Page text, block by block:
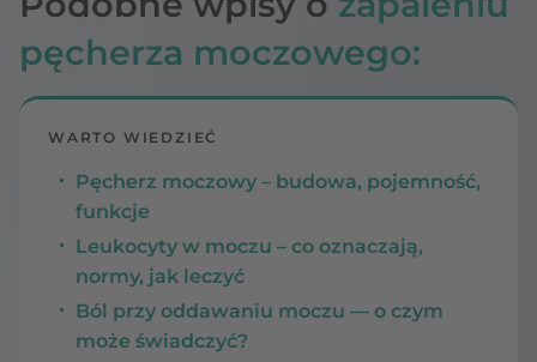
pęcherza moczowego:
WARTO WIEDZIEĆ
Pęcherz moczowy – budowa, pojemność,
funkcje
Leukocyty w moczu – co oznaczają,
normy, jak leczyć
Ból przy oddawaniu moczu — o czym
może świadczyć?